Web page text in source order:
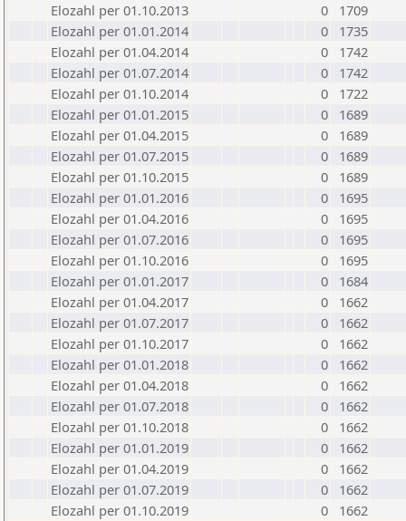
Elozahl per 01.10.2013
0
1709
Elozahl per 01.01.2014
0
1735
Elozahl per 01.04.2014
0
1742
Elozahl per 01.07.2014
0
1742
Elozahl per 01.10.2014
0
1722
Elozahl per 01.01.2015
0
1689
Elozahl per 01.04.2015
0
1689
Elozahl per 01.07.2015
0
1689
Elozahl per 01.10.2015
0
1689
Elozahl per 01.01.2016
0
1695
Elozahl per 01.04.2016
0
1695
Elozahl per 01.07.2016
0
1695
Elozahl per 01.10.2016
0
1695
Elozahl per 01.01.2017
0
1684
Elozahl per 01.04.2017
0
1662
Elozahl per 01.07.2017
0
1662
Elozahl per 01.10.2017
0
1662
Elozahl per 01.01.2018
0
1662
Elozahl per 01.04.2018
0
1662
Elozahl per 01.07.2018
0
1662
Elozahl per 01.10.2018
0
1662
Elozahl per 01.01.2019
0
1662
Elozahl per 01.04.2019
0
1662
Elozahl per 01.07.2019
0
1662
Elozahl per 01.10.2019
0
1662